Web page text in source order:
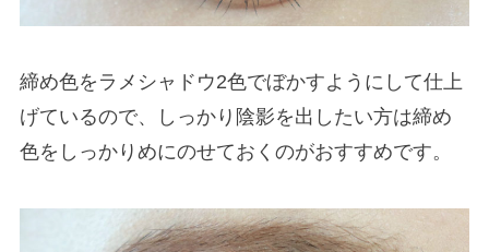
締め色をラメシャドウ2色でぼかすようにして仕上
げているので、しっかり陰影を出したい方は締め
色をしっかりめにのせておくのがおすすめです。